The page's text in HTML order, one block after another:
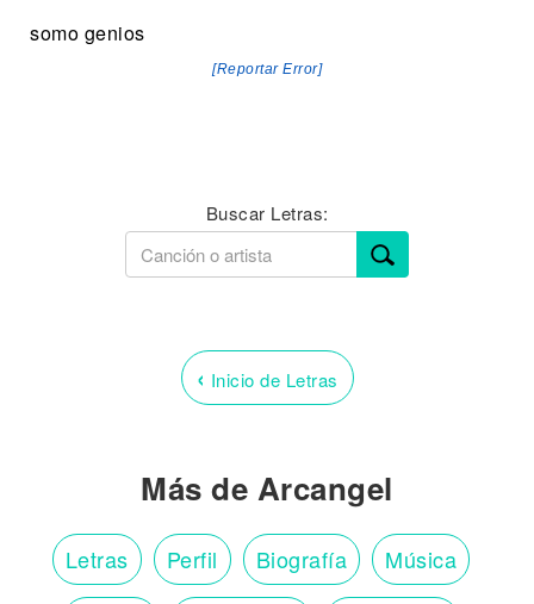
somo genios
[Reportar Error]
Buscar Letras:
‹ Inicio de Letras
Más de Arcangel
Letras Perfil Biografía Música